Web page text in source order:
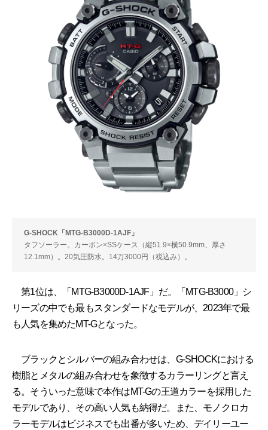
G-SHOCK「MTG-B3000D-1AJF」
タフソーラー。カーボン×SSケース（縦51.9×横50.9mm、厚さ
12.1mm）。20気圧防水。14万3000円（税込み）。
第1位は、「MTG-B3000D-1AJF」だ。「MTG-B3000」シ
リーズの中でも最もスタンダードなモデルが、2023年で最
も人気を集めたMT-Gとなった。
ブラックとシルバーの組み合わせは、G-SHOCKにおける
樹脂とメタルの組み合わせを象徴するカラーリングと言え
る。そういった意味で本作はMT-Gの王道カラーを採用した
モデルであり、その高い人気も納得だ。また、モノクロカ
ラーモデルはビジネスでも出番が多いため、デイリーユー